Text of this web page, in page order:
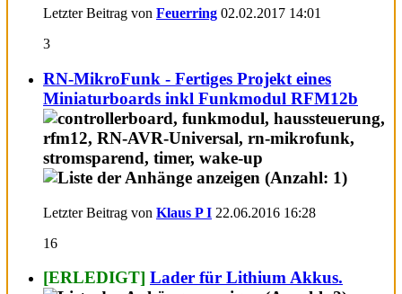
Letzter Beitrag von Feuerring 02.02.2017 14:01
3
RN-MikroFunk - Fertiges Projekt eines
Miniaturboards inkl Funkmodul RFM12b
Letzter Beitrag von Klaus P I 22.06.2016 16:28
16
[ERLEDIGT] Lader für Lithium Akkus.